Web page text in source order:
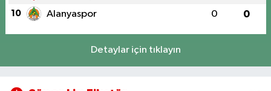
10 Alanyaspor 0 0
Detaylar için tıklayın